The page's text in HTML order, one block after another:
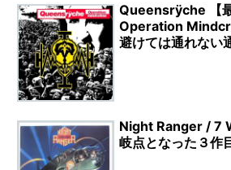
Queensrÿche 【最
Operation
避けては通れない
Night Ranger / 7
岐点となった３作